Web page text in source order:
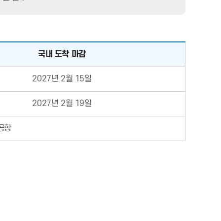
국내 도착 마감
2027년 2월 15일
2027년 2월 19일
항